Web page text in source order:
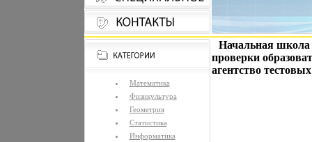
Математика
Физикультура
Геометрия
Статистика
Информатика
Начальная школа
проверки
агентство